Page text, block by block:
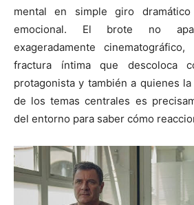
mental en simple giro
emocional. El brote no
exageradamente
fractura íntima que descoloca
protagonista y también a quienes
de los temas centrales es
del entorno para saber cómo